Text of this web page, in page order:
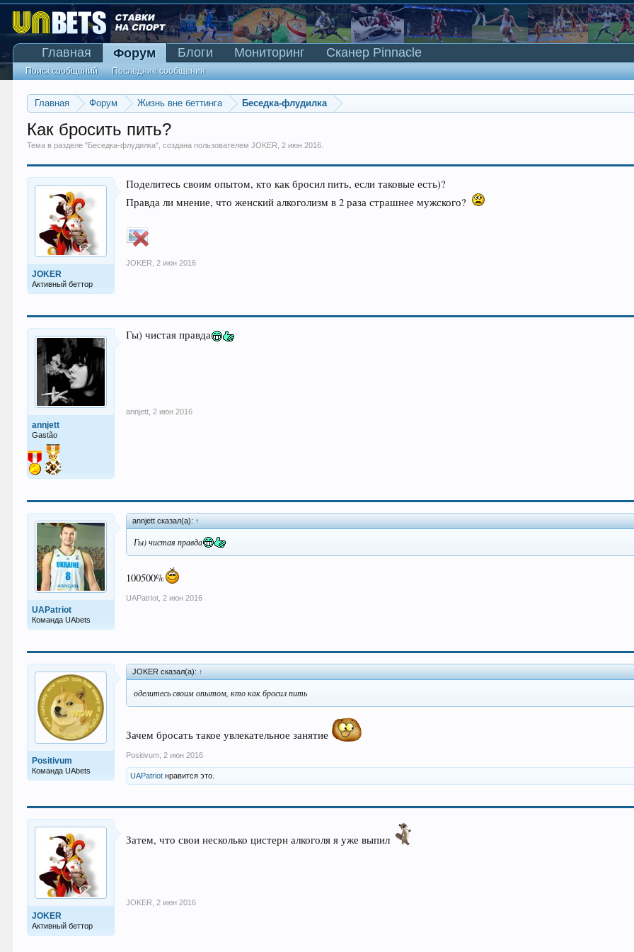
Главная Форум Жизнь вне беттинга Беседка-флудилка
Как бросить пить?
Тема в разделе "Беседка-флудилка", создана пользователемJOKER ,2 июн 2016
JOKER
Активный беттор
Поделитесь своим опытом, кто как бросил пить, если таковые есть)?
Правда ли мнение, что женский алкоголизм в 2 раза страшнее мужского?
JOKER 2 июн 2016
annjett
Gastão
Гы) чистая правда
annjett 2 июн 2016
UAPatriot
Команда UAbets
annjett сказал(а): ↑
Гы) чистая правда
100500%
UAPatriot 2 июн 2016
Positivum
Команда UAbets
JOKER сказал(а): ↑
оделитесь своим опытом, кто как бросил пить
Зачем бросать такое увлекательное занятие
Positivum 2 июн 2016
UAPatriot нравится это.
JOKER
Активный беттор
Затем, что свои несколько цистерн алкоголя я уже выпил
JOKER 2 июн 2016
Главная Форум
Поиск сообщений Последние сообщения
Блоги Мониторинг Сканер Pinnacle